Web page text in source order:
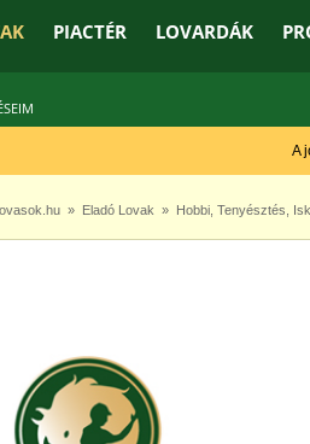
PIACTÉR LOVARDÁK
A
» Eladó Lovak » Hobbi, Tenyésztés